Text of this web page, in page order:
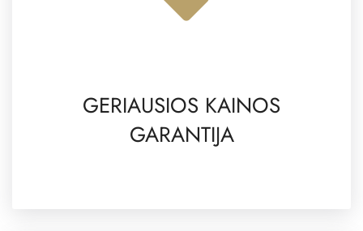
GERIAUSIOS KAINOS
GARANTIJA